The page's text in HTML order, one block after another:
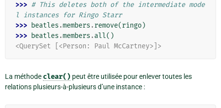
>>> # This deletes both of the intermediate mode
l instances for Ringo Starr
>>> beatles .members .remove(ringo)
>>> beatles .members .all()
<QuerySet [<Person: Paul McCartney>]>
La méthode clear() peut être utilisée pour enlever toutes les
relations plusieurs-à-plusieurs d’une instance :